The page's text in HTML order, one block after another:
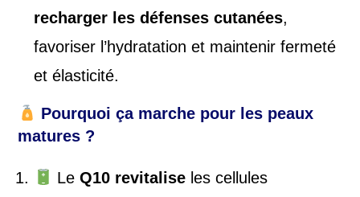
recharger les défenses cutanées,
favoriser l’hydratation et maintenir fermeté
et élasticité.
Pourquoi ça marche pour les peaux
matures ?
LeQ10 revitalise les cellules